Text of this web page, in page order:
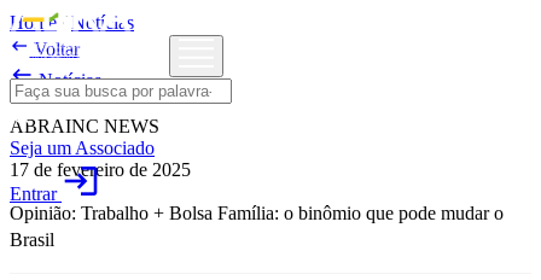
Seja um Associado
Entrarlogin
Home/Notícias
 Voltar
Notícias
ABRAINC NEWS
17 de fevereiro de 2025
Opinião: Trabalho + Bolsa Família: o binômio que pode mudar o
Brasil